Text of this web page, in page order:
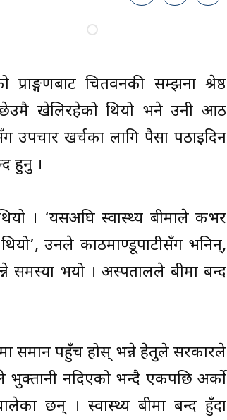
प्राङ्गणबाट चितवनकी सम्झना श्रेष्ठ
छेउमै खेलिरहेको थियो भने उनी आठ
उपचार खर्चका लागि पैसा पठाइदिन
हुनु ।
। ‘यसअघि स्वास्थ्य बीमाले कभर
उनले काठमाण्डूपाटीसँग भनिन्,
समस्या भयो । अस्पतालले बीमा बन्द
समान पहुँच होस् भन्ने हेतुले सरकारले
भुक्तानी नदिएको भन्दै एकपछि अर्को
छन् । स्वास्थ्य बीमा बन्द हुँदा